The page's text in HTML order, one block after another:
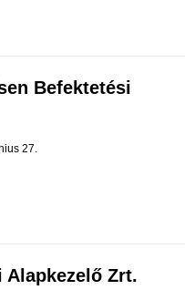
Befektetési
27.
Alapkezelő Zrt.